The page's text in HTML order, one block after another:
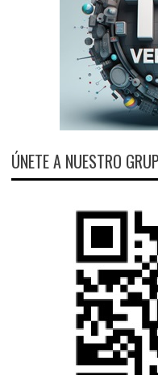
ÚNETE A NUESTRO